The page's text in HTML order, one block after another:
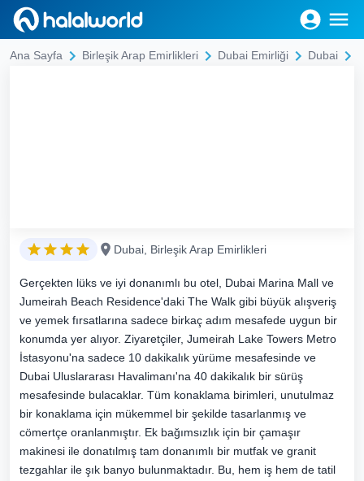
Ana Sayfa Birleşik Arap Emirlikleri Dubai Emirliği Dubai
Dubai, Birleşik Arap Emirlikleri
Gerçekten lüks ve iyi donanımlı bu otel, Dubai Marina Mall ve
Jumeirah Beach Residence'daki The Walk gibi büyük alışveriş
ve yemek fırsatlarına sadece birkaç adım mesafede uygun bir
konumda yer alıyor. Ziyaretçiler, Jumeirah Lake Towers Metro
İstasyonu'na sadece 10 dakikalık yürüme mesafesinde ve
Dubai Uluslararası Havalimanı'na 40 dakikalık bir sürüş
mesafesinde bulacaklar. Tüm konaklama birimleri, unutulmaz
bir konaklama için mükemmel bir şekilde tasarlanmış ve
cömertçe oranlanmıştır. Ek bağımsızlık için bir çamaşır
makinesi ile donatılmış tam donanımlı bir mutfak ve granit
tezgahlar ile şık banyo bulunmaktadır. Bu, hem iş hem de tatil